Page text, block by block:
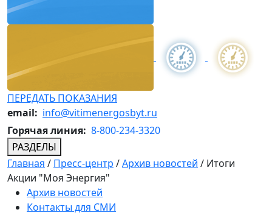
ПЕРЕДАТЬ ПОКАЗАНИЯ
email: info@vitimenergosbyt.ru
Горячая линия: 8-800-234-3320
РАЗДЕЛЫ
Главная / Пресс-центр /Архив новостей / Итоги
Акции "Моя Энергия"
Архив новостей
Контакты для СМИ